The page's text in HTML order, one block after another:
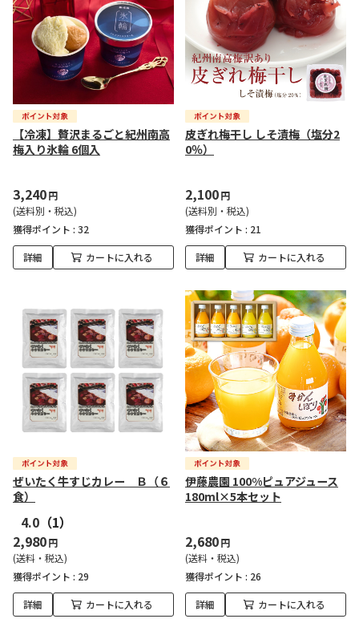
【冷凍】贅沢まるごと紀州南高
梅入り氷輪 6個入
3,240円
(送料別・税込)
獲得ポイント : 32
詳細 カートに入れる
皮ぎれ梅干し しそ漬梅（塩分2
0％）
2,100円
(送料別・税込)
獲得ポイント : 21
詳細 カートに入れる
ぜいたく牛すじカレー Ｂ（６
食）
4.0 （1）
2,980円
(送料・税込)
獲得ポイント : 29
詳細 カートに入れる
伊藤農園 100%ピュアジュース
180ml×5本セット
2,680円
(送料・税込)
獲得ポイント : 26
詳細 カートに入れる